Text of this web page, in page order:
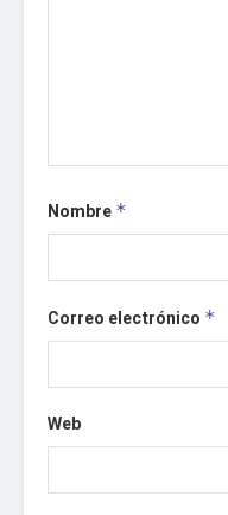
Nombre *
Correo electrónico *
Web